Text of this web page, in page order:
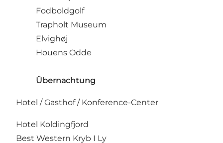
Fodboldgolf
Trapholt Museum
Elvighøj
Houens Odde
Übernachtung
Hotel / Gasthof / Konference-Center
Hotel Koldingfjord
Best Western Kryb I Ly